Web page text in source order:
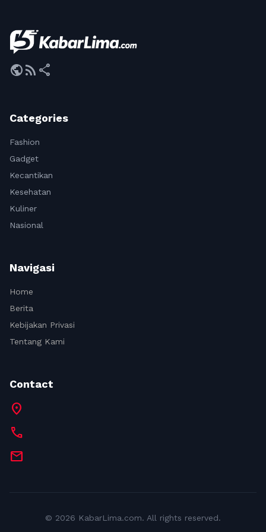
publicrss_feed share
Categories
Fashion
Gadget
Kecantikan
Kesehatan
Kuliner
Nasional
Navigasi
Home
Berita
Kebijakan Privasi
Tentang Kami
Contact
location_on
call
mail
© 2026 KabarLima.com. All rights reserved.